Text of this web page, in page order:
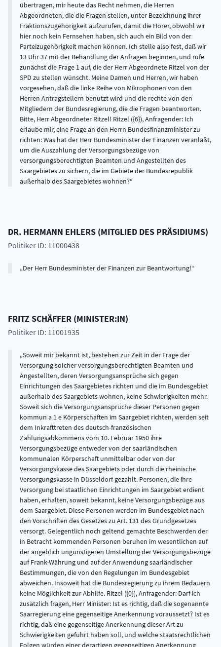
übertragen, mir heute das Recht nehmen, die Herren
Abgeordneten, die die Fragen stellen, unter Bezeichnung ihrer
Fraktionszugehörigkeit aufzurufen, damit die Hörer, obwohl wir
hier noch kein Fernsehen haben, sich auch ein Bild von der
Parteizugehörigkeit machen können. Ich stelle also fest, daß wir
13 Uhr 37 mit der Behandlung der Anfragen beginnen, und rufe
zunächst die Frage 1 auf, die der Herr Abgeordnete Ritzel von der
SPD zu stellen wünscht. Meine Damen und Herren, wir haben
vorgesehen, daß die linke Reihe von Mikrophonen von den
Herren Antragstellern benutzt wird und die rechte von den
Mitgliedern der Bundesregierung, die die Fragen beantworten.
Bitte, Herr Abgeordneter Ritzel! Ritzel ({6}), Anfragender: Ich
erlaube mir, eine Frage an den Herrn Bundesfinanzminister zu
richten: Was hat der Herr Bundesminister der Finanzen veranlaßt,
um die Auszahlung der Versorgungsbezüge von
versorgungsberechtigten Beamten und Angestellten des
Saargebietes zu sichern, die im Gebiete der Bundesrepublik
außerhalb des Saargebietes wohnen?
DR. HERMANN EHLERS (MITGLIED DES PRÄSIDIUMS)
Politiker ID: 11000438
Der Herr Bundesminister der Finanzen zur Beantwortung!
FRITZSCHÄFFER (MINISTER:IN)
Politiker ID: 11001935
Soweit mir bekannt ist, bestehen zur Zeit in der Frage der
Versorgung solcher versorgungsberechtigten Beamten und
Angestellten, deren Versorgungsansprüche sich gegen
Einrichtungen des Saargebietes richten und die im Bundesgebiet
außerhalb des Saargebiets wohnen, keine Schwierigkeiten mehr.
Soweit sich die Versorgungsansprüche dieser Personen gegen
kommun a 1 e Körperschaften im Saargebiet richten, werden seit
dem Inkrafttreten des deutsch-französischen
Zahlungsabkommens vom 10. Februar 1950 ihre
Versorgungsbezüge entweder von der saarländischen
kommunalen Körperschaft unmittelbar oder von der
Versorgungskasse des Saargebiets oder durch die rheinische
Versorgungskasse in Düsseldorf gezahlt. Personen, die ihre
Versorgung bei staatlichen Einrichtungen im Saargebiet erdient
haben, erhalten, soweit bekannt, keine Versorgungsbezüge aus
dem Saargebiet. Diese Personen werden im Bundesgebiet nach
den Vorschriften des Gesetzes zu Art. 131 des Grundgesetzes
versorgt. Gelegentlich noch geltend gemachte Beschwerden der
in Betracht kommenden Personen beruhen im wesentlichen auf
der angeblich ungünstigeren Umstellung der Versorgungsbezüge
auf Frank-Währung und auf der Anwendung saarländischer
Bestimmungen, die von den Regelungen im Bundesgebiet
abweichen. Insoweit hat die Bundesregierung zu ihrem Bedauern
keine Möglichkeit zur Abhilfe. Ritzel ({0}), Anfragender: Darf ich
zusätzlich fragen, Herr Minister: Ist es richtig, daß die sogenannte
Saarregierung eine gegenseitige Anerkennung voraussetzt? Ist es
richtig, daß eine gegenseitige Anerkennung dieser Art zu
Schwierigkeiten geführt haben soll, und welche staatsrechtlichen
Folgen würden einer derartigen gegenseitigen Anerkennung